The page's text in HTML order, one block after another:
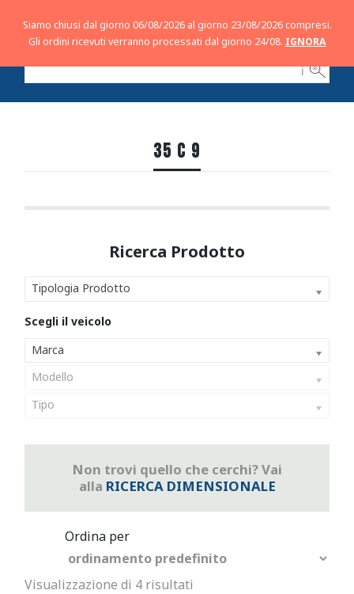
ℹ
35 C 9
Tipologia Prodotto
Marca
Modello
Tipo
Non trovi quello che cerchi? Vai
alla RICERCA DIMENSIONALE
Visualizzazione di 4 risultati
Siamo chiusi dal giorno 06/08/2026 al giorno 23/08/2026 compresi.
Gli ordini ricevuti verranno processati dal giorno 24/08. IGNORA